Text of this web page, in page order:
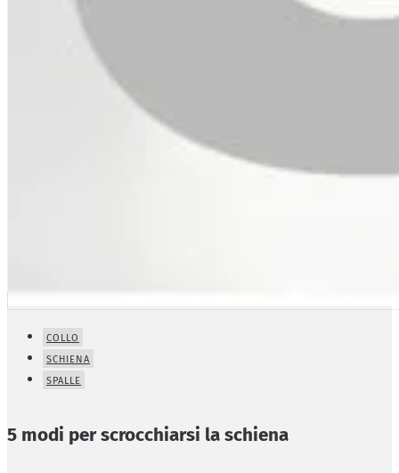
COLLO
SCHIENA
SPALLE
5 modi per scrocchiarsi la schiena